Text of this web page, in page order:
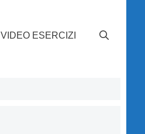
VIDEO ESERCIZI